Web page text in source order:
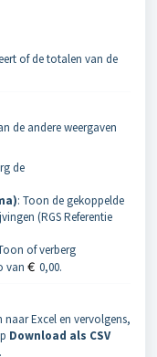
of de totalen van de
de andere weergaven
de
: Toon de gekoppelde
(RGS Referentie
of verberg
van € 0,00.
Excel en vervolgens,
Download als CSV